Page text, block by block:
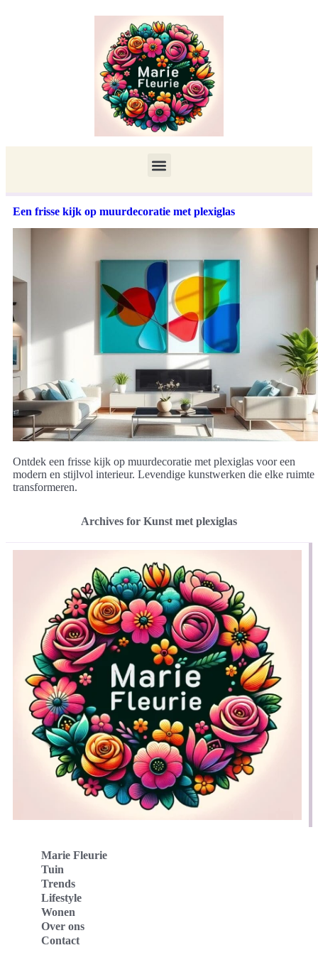
Een frisse kijk op muurdecoratie met plexiglas
Ontdek een frisse kijk op muurdecoratie met plexiglas voor een
modern en stijlvol interieur. Levendige kunstwerken die elke ruimte
transformeren.
Archives for Kunst met plexiglas
Marie Fleurie
Tuin
Trends
Lifestyle
Wonen
Over ons
Contact